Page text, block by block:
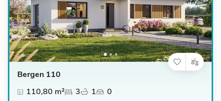
Bergen 110
110,80 m²
3 1 0